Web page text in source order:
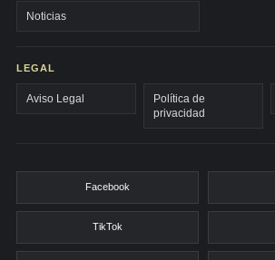
Noticias
LEGAL
Aviso Legal
Política de
privacidad
Facebook
TikTok